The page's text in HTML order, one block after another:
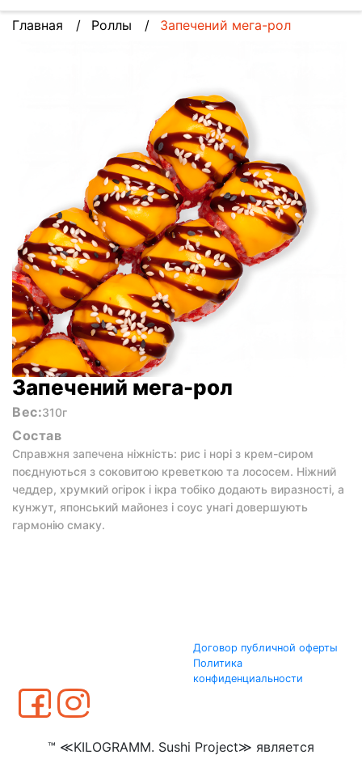
Главная Роллы Запечений мега-рол
Запечений мега-рол
Вес:310г
Состав
Справжня запечена ніжність: рис і норі з крем-сиром
поєднуються з соковитою креветкою та лососем. Ніжний
чеддер, хрумкий огірок і ікра тобіко додають виразності, а
кунжут, японський майонез і соус унагі довершують
гармонію смаку.
Договор публичной оферты
Политика
конфиденциальности
™ ≪KILOGRAMM. Sushi Project≫ является